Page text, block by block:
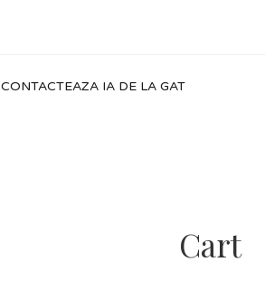
CONTACTEAZA IA DE LA GAT
Cart